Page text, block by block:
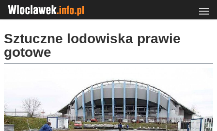
Sztuczne lodowiska prawie
gotowe